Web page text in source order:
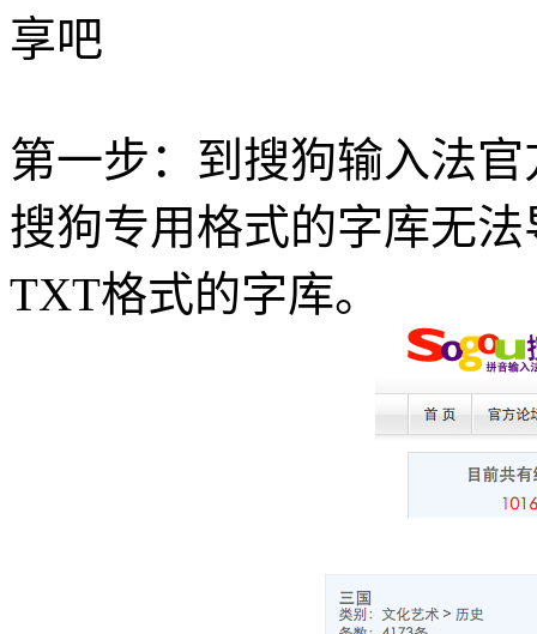
享吧
第一步：到搜狗输入法
搜狗专用格式的字库无
TXT格式的字库。